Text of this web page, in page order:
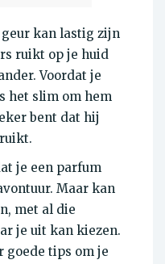
kan lastig zijn
ruikt op je huid
Voordat je
het slim om hem
bent dat hij
je een parfum
Maar kan
met al die
je uit kan kiezen.
goede tips om je